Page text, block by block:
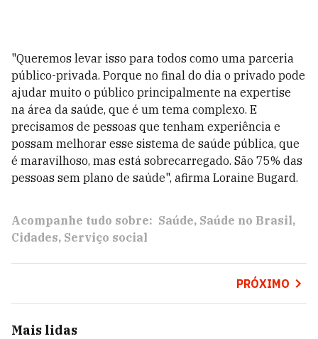
"Queremos levar isso para todos como uma parceria
público-privada. Porque no final do dia o privado pode
ajudar muito o público principalmente na expertise
na área da saúde, que é um tema complexo. E
precisamos de pessoas que tenham experiência e
possam melhorar esse sistema de saúde pública, que
é maravilhoso, mas está sobrecarregado. São 75% das
pessoas sem plano de saúde", afirma Loraine Bugard.
Acompanhe tudo sobre: Saúde Saúde no Brasil
Cidades Serviço social
PRÓXIMO
Mais lidas